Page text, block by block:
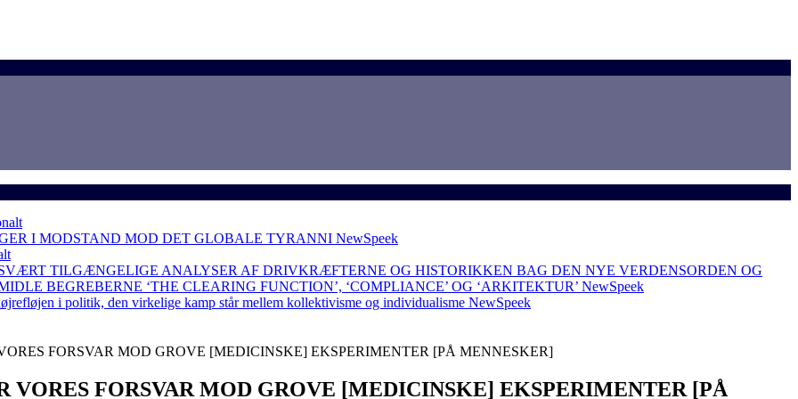
I MODSTAND MOD DET GLOBALE TYRANNI NewSpeek
TILGÆNGELIGE ANALYSER AF DRIVKRÆFTERNE OG HISTORIKKEN BAG DEN NYE VERDENSORDEN OG
BEGREBERNE ‘THE CLEARING FUNCTION’, ‘COMPLIANCE’ OG ‘ARKITEKTUR’ NewSpeek
i politik, den virkelige kamp står mellem kollektivisme og individualisme NewSpeek
FORSVAR MOD GROVE [MEDICINSKE] EKSPERIMENTER [PÅ MENNESKER]
VORES FORSVAR MOD GROVE [MEDICINSKE] EKSPERIMENTER [PÅ